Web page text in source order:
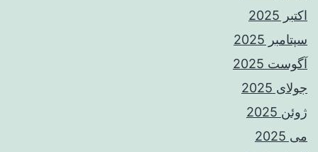
اکتبر 2025
سپتامبر 2025
آگوست 2025
جولای 2025
ژوئن 2025
می 2025